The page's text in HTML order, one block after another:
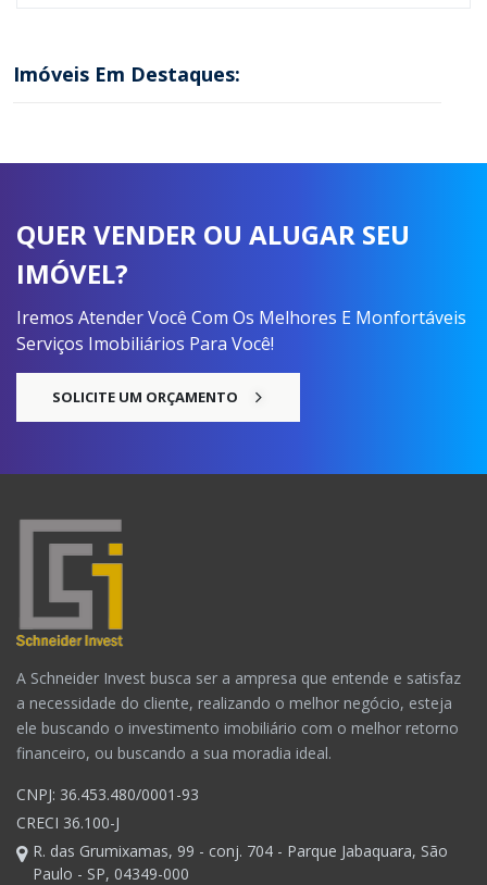
Imóveis Em Destaques:
QUER VENDER OU ALUGAR SEU
IMÓVEL?
Iremos Atender Você Com Os Melhores E Monfortáveis
Serviços Imobiliários Para Você!
SOLICITE UM ORÇAMENTO
A Schneider Invest busca ser a ampresa que entende e satisfaz
a necessidade do cliente, realizando o melhor negócio, esteja
ele buscando o investimento imobiliário com o melhor retorno
financeiro, ou buscando a sua moradia ideal.
CNPJ: 36.453.480/0001-93
CRECI 36.100-J
R. das Grumixamas, 99 - conj. 704 - Parque Jabaquara, São
Paulo - SP, 04349-000